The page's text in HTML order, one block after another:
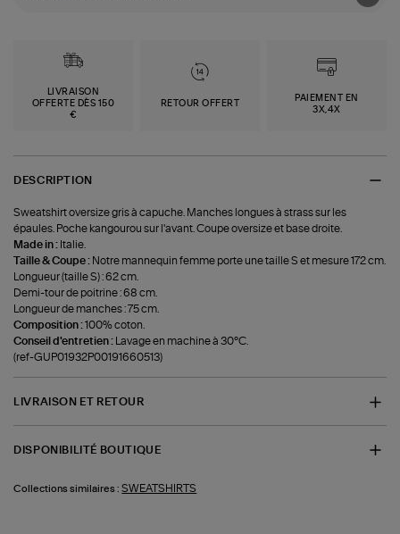
LIVRAISON
OFFERTE DÈS 150
€
RETOUR OFFERT
PAIEMENT EN
3X,4X
DESCRIPTION
Sweatshirt oversize gris à capuche. Manches longues à strass sur les
épaules. Poche kangourou sur l'avant. Coupe oversize et base droite.
Made in : Italie.
Taille & Coupe : Notre mannequin femme porte une taille S et mesure 172 cm.
Longueur (taille S) : 62 cm.
Demi-tour de poitrine : 68 cm.
Longueur de manches : 75 cm.
Composition :100% coton.
Conseil d'entretien : Lavage en machine à 30°C.
(ref-GUP01932P00191660513)
LIVRAISON ET RETOUR
DISPONIBILITÉ BOUTIQUE
Collections similaires : SWEATSHIRTS